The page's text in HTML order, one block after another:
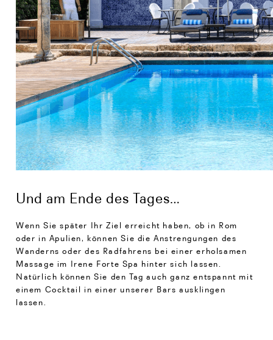
Und am Ende des Tages…
Wenn Sie später Ihr Ziel erreicht haben, ob in Rom
oder in Apulien, können Sie die Anstrengungen des
Wanderns oder des Radfahrens bei einer erholsamen
Massage im Irene Forte Spa hinter sich lassen.
Natürlich können Sie den Tag auch ganz entspannt mit
einem Cocktail in einer unserer Bars ausklingen
lassen.